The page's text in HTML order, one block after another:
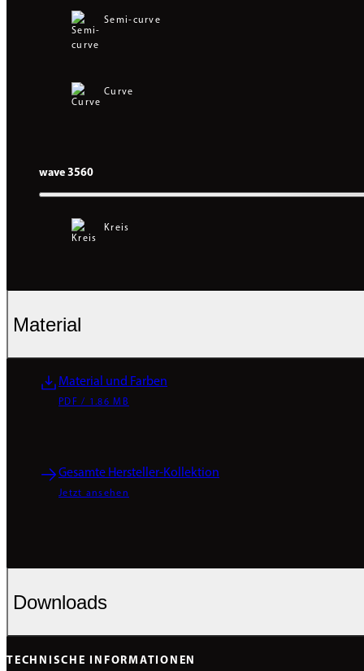
Semi-curve
Curve
wave 3560
Kreis
Material
Material und Farben
PDF / 1.86 MB
Gesamte Hersteller-Kollektion
Jetzt ansehen
Downloads
TECHNISCHE INFORMATIONEN